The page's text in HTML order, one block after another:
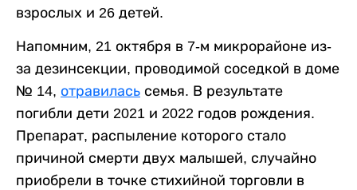
взрослых и 26 детей.
Напомним, 21 октября в 7-м микрорайоне из-
за дезинсекции, проводимой соседкой в доме
№ 14, отравилась семья. В результате
погибли дети 2021 и 2022 годов рождения.
Препарат, распыление которого стало
причиной смерти двух малышей, случайно
приобрели в точке стихийной торговли в